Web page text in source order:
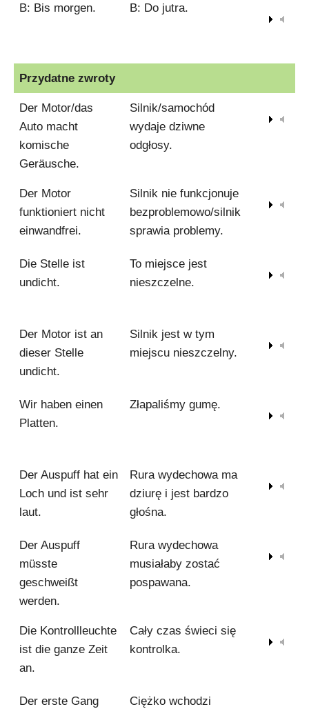
B: Bis morgen. B: Do jutra.
Przydatne zwroty
Der Motor/das
Auto macht
komische
Geräusche.
Silnik/samochód
wydaje dziwne
odgłosy.
Der Motor
funktioniert nicht
einwandfrei.
Silnik nie funkcjonuje
bezproblemowo/silnik
sprawia problemy.
Die Stelle ist
undicht.
To miejsce jest
nieszczelne.
Der Motor ist an
dieser Stelle
undicht.
Silnik jest w tym
miejscu nieszczelny.
Wir haben einen
Platten.
Złapaliśmy gumę.
Der Auspuff hat ein
Loch und ist sehr
laut.
Rura wydechowa ma
dziurę i jest bardzo
głośna.
Der Auspuff
müsste
geschweißt
werden.
Rura wydechowa
musiałaby zostać
pospawana.
Die Kontrollleuchte
ist die ganze Zeit
an.
Cały czas świeci się
kontrolka.
Der erste Gang Ciężko wchodzi